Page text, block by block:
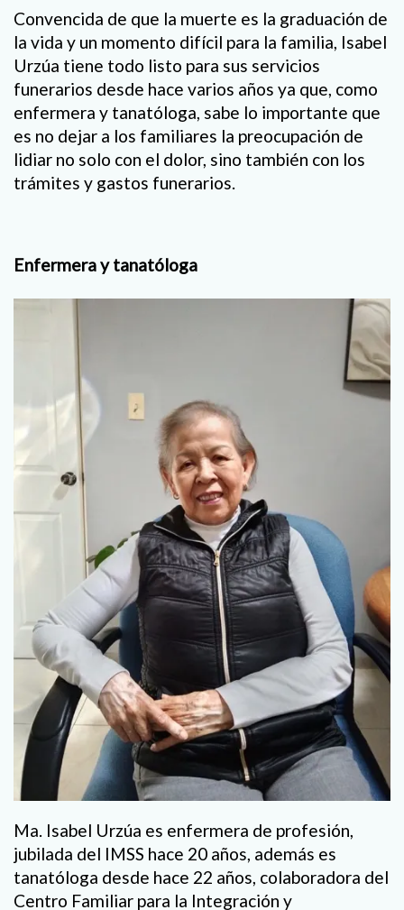
Convencida de que la muerte es la graduación de
la vida y un momento difícil para la familia, Isabel
Urzúa tiene todo listo para sus servicios
funerarios desde hace varios años ya que, como
enfermera y tanatóloga, sabe lo importante que
es no dejar a los familiares la preocupación de
lidiar no solo con el dolor, sino también con los
trámites y gastos funerarios.
Enfermera y tanatóloga
Ma. Isabel Urzúa es enfermera de profesión,
jubilada del IMSS hace 20 años, además es
tanatóloga desde hace 22 años, colaboradora del
Centro Familiar para la Integración y